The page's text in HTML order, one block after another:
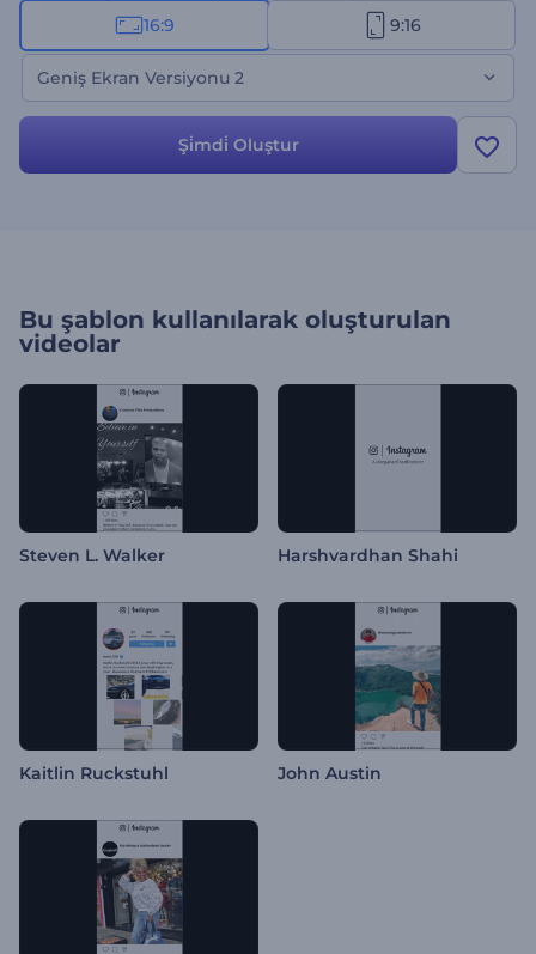
tanıtın ve şöhrete giden yola ulaşın. Bu versiyonu (1) hemen
16:9 9:16
Geniş Ekran Versiyonu 2
Şi̇mdi̇ Oluştur
Bu şablon kullanılarak oluşturulan
videolar
Steven L. Walker Harshvardhan Shahi
Kaitlin Ruckstuhl John Austin